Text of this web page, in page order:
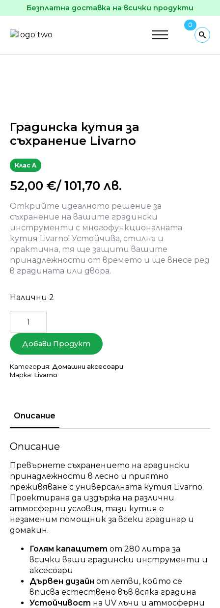
Безплатна доставка на всички продукти
0
Градинска кутия за
съхранение Livarno
Клас A
52,00 €/ 101,70 лв.
Открийте идеалното решение за
съхранение на вашите градински
инструменти с многофункционалната
кутия Livarno! Устойчива, стилна и
практична, тя ще защити вашите
принадлежности от времето и ще внесе ред
в градината или двора.
Налични 2
количество
Градинска
кутия
за
съхранение
Добави Продукт
Категория: Домашни аксесоари
Марка: Livarno
Описание
Описание
Превърнете съхранението на градински
принадлежности в лесно и приятно
преживяване с универсалната кутия Livarno.
Проектирана да издържа на различни
атмосферни условия, тази кутия е
незаменим помощник за всеки градинар и
домакин.
Голям капацитет от 280 литра за
всички ваши градински инструменти и
аксесоари
Дървен дизайн от летви, който се
вписва естествено във всяка градина
Устойчивост на UV лъчи и атмосферни